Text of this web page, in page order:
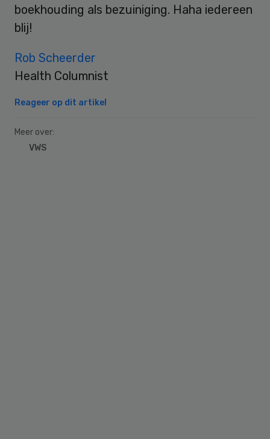
boekhouding als bezuiniging. Haha iedereen
blij!
Rob Scheerder
Health Columnist
Reageer op dit artikel
Meer over:
VWS